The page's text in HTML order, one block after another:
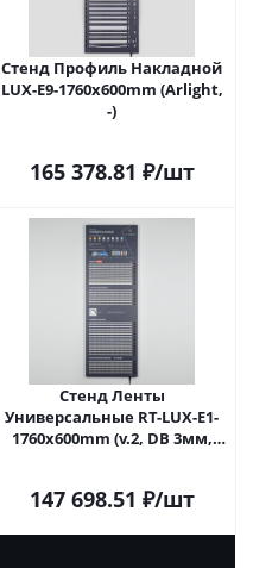
Стенд Профиль Накладной
LUX-E9-1760x600mm (Arlight,
-)
165 378.81 ₽/шт
Стенд Ленты
Универсальные RT-LUX-E1-
1760x600mm (v.2, DB 3мм,
147 698.51 ₽/шт